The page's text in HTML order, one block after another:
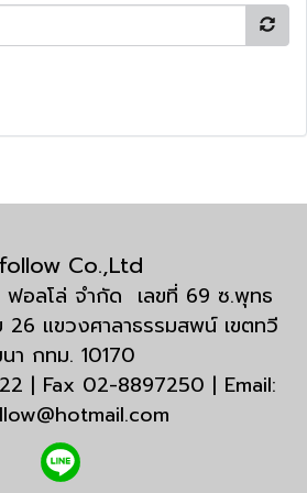
Co.,Ltd
ฟอลโล่ จำกัด เลขที่ 69 ซ.พุทธ
แขวงศาลาธรรมสพน์ เขตทวี
า กทม. 10170
| Fax 02-8897250 | Email: